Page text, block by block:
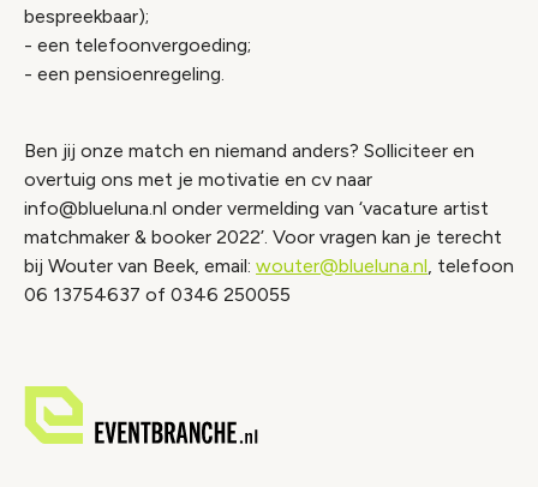
bespreekbaar);
- een telefoonvergoeding;
- een pensioenregeling.
Ben jij onze match en niemand anders? Solliciteer en
overtuig ons met je motivatie en cv naar
info@blueluna.nl onder vermelding van ‘vacature artist
matchmaker & booker 2022’. Voor vragen kan je terecht
bij Wouter van Beek, email: wouter@blueluna.nl, telefoon
06 13754637 of 0346 250055